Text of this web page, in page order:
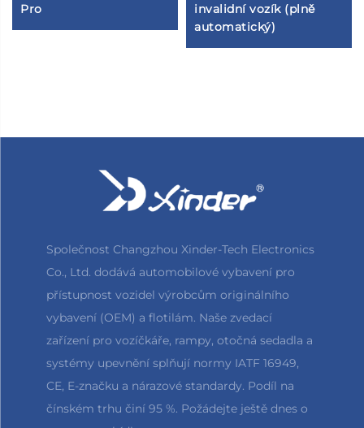
Pro
invalidní vozík (plně
automatický)
Společnost Changzhou Xinder-Tech Electronics
Co., Ltd. dodává automobilové vybavení pro
přístupnost vozidel výrobcům originálního
vybavení (OEM) a flotilám. Naše zvedací
zařízení pro vozíčkáře, rampy, otočná sedadla a
systémy upevnění splňují normy IATF 16949,
CE, E-značku a nárazové standardy. Podíl na
čínském trhu činí 95 %. Požádejte ještě dnes o